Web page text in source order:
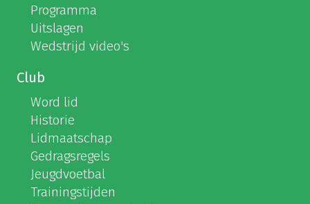
Programma
Uitslagen
Wedstrijd video's
Club
Word lid
Historie
Lidmaatschap
Gedragsregels
Jeugdvoetbal
Trainingstijden